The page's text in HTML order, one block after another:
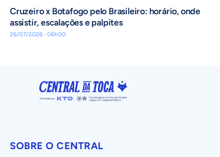
Cruzeiro x Botafogo pelo Brasileiro: horário, onde
assistir, escalações e palpites
26/07/2026 · 06h00
SOBRE O CENTRAL